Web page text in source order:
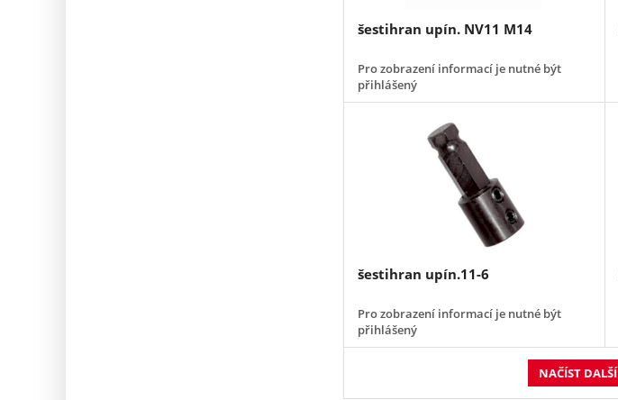
šestihran upín. NV11 M14
Pro zobrazení informací je nutné být
přihlášený
šestihran upín.11-6
Pro zobrazení informací je nutné být
přihlášený
NAČÍST DALŠÍ